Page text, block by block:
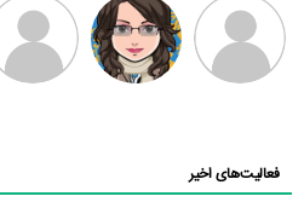
سامان راحمی امیردلتا امیروو
فعالیت‌های اخیر